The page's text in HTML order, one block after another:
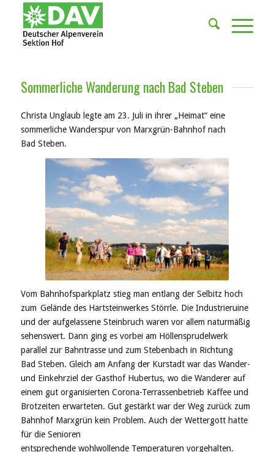
Sommerliche Wanderung nach Bad Steben
Christa Unglaub legte am 23. Juli in ihrer „Heimat“ eine
sommerliche Wanderspur von Marxgrün-Bahnhof nach
Bad Steben.
Vom Bahnhofsparkplatz stieg man entlang der Selbitzhoch
zum Gelände des Hartsteinwerkes Störrle. Die Industrieruine
und der aufgelassene Steinbruch waren vor allem naturmäßig
sehenswert. Dann ging es vorbei am Höllensprudelwerk
parallel zur Bahntrasse und zum Stebenbach in Richtung
Bad Steben. Gleich am Anfang der Kurstadt war das Wander-
und Einkehrziel der Gasthof Hubertus, wo die Wanderer auf
einem gut organisierten Corona-Terrassenbetrieb Kaffee und
Brotzeiten erwarteten. Gut gestärkt war der Weg zurück zum
Bahnhof Marxgrün kein Problem. Auch der Wettergott hatte
für die Senioren
entsprechende wohlwollende Temperaturen vorgehalten.